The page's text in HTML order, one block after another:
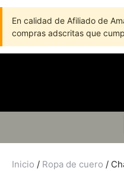
En calidad de Afiliado de
compras adscritas que
Inicio / Ropa de cuero /